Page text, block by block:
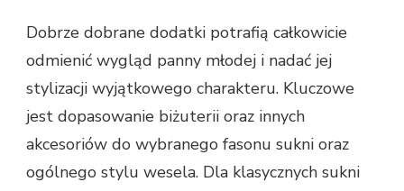
Dobrze dobrane dodatki potrafią całkowicie
odmienić wygląd panny młodej i nadać jej
stylizacji wyjątkowego charakteru. Kluczowe
jest dopasowanie biżuterii oraz innych
akcesoriów do wybranego fasonu sukni oraz
ogólnego stylu wesela. Dla klasycznych sukni